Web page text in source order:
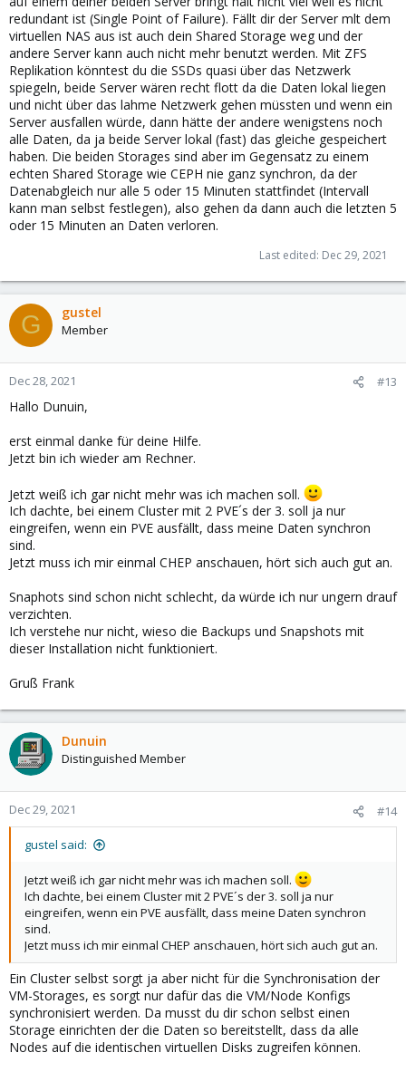
redundant ist (Single Point of Failure). Fällt dir der Server mlt dem
virtuellen NAS aus ist auch dein Shared Storage weg und der
andere Server kann auch nicht mehr benutzt werden. Mit ZFS
Replikation könntest du die SSDs quasi über das Netzwerk
spiegeln, beide Server wären recht flott da die Daten lokal liegen
und nicht über das lahme Netzwerk gehen müssten und wenn ein
Server ausfallen würde, dann hätte der andere wenigstens noch
alle Daten, da ja beide Server lokal (fast) das gleiche gespeichert
haben. Die beiden Storages sind aber im Gegensatz zu einem
echten Shared Storage wie CEPH nie ganz synchron, da der
Datenabgleich nur alle 5 oder 15 Minuten stattfindet (Intervall
kann man selbst festlegen), also gehen da dann auch die letzten 5
oder 15 Minuten an Daten verloren.
Last edited: Dec 29, 2021
G gustel
Member
Dec 28, 2021 #13
Hallo Dunuin,
erst einmal danke für deine Hilfe.
Jetzt bin ich wieder am Rechner.
Jetzt weiß ich gar nicht mehr was ich machen soll.
Ich dachte, bei einem Cluster mit 2 PVE´s der 3. soll ja nur
eingreifen, wenn ein PVE ausfällt, dass meine Daten synchron
sind.
Jetzt muss ich mir einmal CHEP anschauen, hört sich auch gut an.
Snaphots sind schon nicht schlecht, da würde ich nur ungern drauf
verzichten.
Ich verstehe nur nicht, wieso die Backups und Snapshots mit
dieser Installation nicht funktioniert.
Gruß Frank
Dunuin
Distinguished Member
Dec 29, 2021 #14
gustel said:
Jetzt weiß ich gar nicht mehr was ich machen soll.
Ich dachte, bei einem Cluster mit 2 PVE´s der 3. soll ja nur
eingreifen, wenn ein PVE ausfällt, dass meine Daten synchron
sind.
Jetzt muss ich mir einmal CHEP anschauen, hört sich auch gut an.
Ein Cluster selbst sorgt ja aber nicht für die Synchronisation der
VM-Storages, es sorgt nur dafür das die VM/Node Konfigs
synchronisiert werden. Da musst du dir schon selbst einen
Storage einrichten der die Daten so bereitstellt, dass da alle
Nodes auf die identischen virtuellen Disks zugreifen können.